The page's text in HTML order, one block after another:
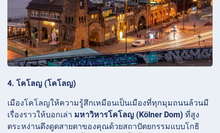
4. โคโลญ (โคโลญ)
เมืองโคโลญให้ความรู้สึกเหมือนเป็นเมืองที่ทุกมุมถนนล้วนมี
เรื่องราวให้บอกเล่า มหาวิหารโคโลญ (Kölner Dom) ที่สูง
ตระหง่านดึงดูดสายตาของคุณด้วยสถาปัตยกรรมแบบโกธิ